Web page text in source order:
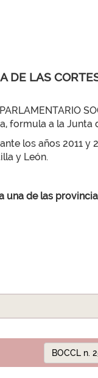
DE LAS
formula a la
los años 2011
y León.
una de las
BOCCL n.